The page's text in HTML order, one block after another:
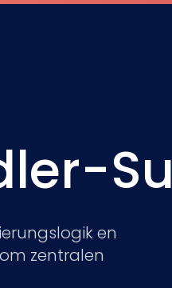
en
zentralen